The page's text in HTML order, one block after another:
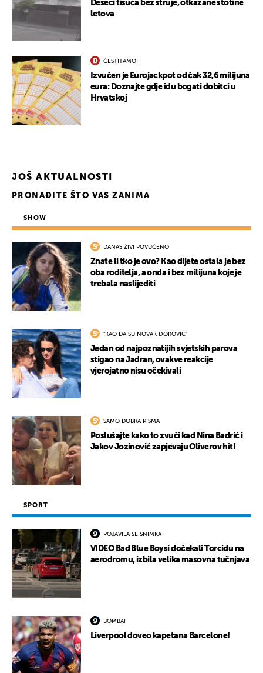
Deseci tisuća bez struje, otkazane stotine
letova
ČESTITAMO!
Izvučen je Eurojackpot od čak 32,6 milijuna
eura: Doznajte gdje idu bogati dobitci u
Hrvatskoj
JOŠ AKTUALNOSTI
PRONAĐITE ŠTO VAS ZANIMA
SHOW
DANAS ŽIVI POVUČENO
Znate li tko je ovo? Kao dijete ostala je bez
oba roditelja, a onda i bez milijuna koje je
trebala naslijediti
"KAO DA SU NOVAK ĐOKOVIĆ"
Jedan od najpoznatijih svjetskih parova
stigao na Jadran, ovakve reakcije
vjerojatno nisu očekivali
SAMO DOBRA PISMA
Poslušajte kako to zvuči kad Nina Badrić i
Jakov Jozinović zapjevaju Oliverov hit!
SPORT
POJAVILA SE SNIMKA
VIDEO Bad Blue Boysi dočekali Torcidu na
aerodromu, izbila velika masovna tučnjava
BOMBA!
Liverpool doveo kapetana Barcelone!
UKLJUČITE NOTIFIKACIJE